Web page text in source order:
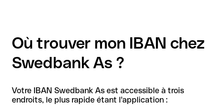
Où trouver mon IBAN chez
Swedbank As ?
Votre IBAN Swedbank As est accessible à trois
endroits, le plus rapide étant l'application :